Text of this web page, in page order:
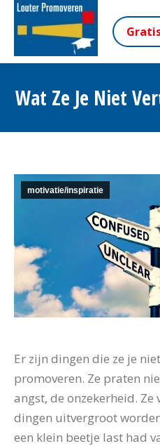
Wat Ze Je Niet
motivatie/inspiratie
Er zijn dingen die ze je
promoveren. Ze praten
angst, de onzekerheid.
dingen uitvergroot
een klein beetje last had